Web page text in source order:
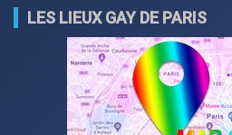
LES LIEUX GAY DE PARIS